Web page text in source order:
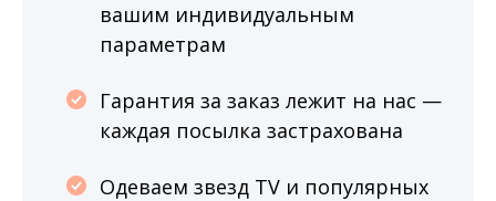
вашим индивидуальным
параметрам
Гарантия за заказ лежит на нас —
каждая посылка застрахована
Одеваем звезд TV и популярных